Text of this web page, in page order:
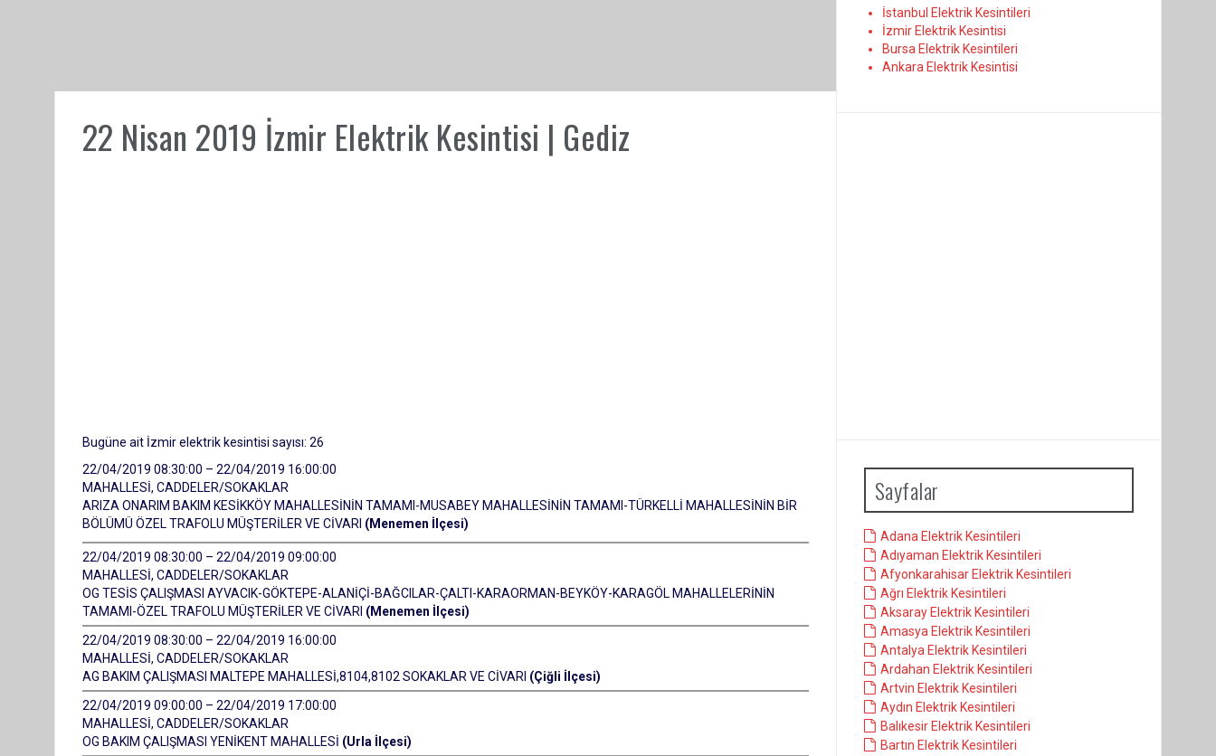
22 Nisan 2019 İzmir Elektrik Kesintisi | Gediz
Bugüne ait İzmir elektrik kesintisi sayısı: 26
22/04/2019 08:30:00 – 22/04/2019 16:00:00
MAHALLESİ, CADDELER/SOKAKLAR
ARIZA ONARIM BAKIM KESİKKÖY MAHALLESİNİN TAMAMI-MUSABEY MAHALLESİNİN TAMAMI-TÜRKELLİ MAHALLESİNİN BİR
BÖLÜMÜ ÖZEL TRAFOLU MÜŞTERİLER VE CİVARI (Menemen İlçesi)
22/04/2019 08:30:00 – 22/04/2019 09:00:00
MAHALLESİ, CADDELER/SOKAKLAR
OG TESİS ÇALIŞMASI AYVACIK-GÖKTEPE-ALANİÇİ-BAĞCILAR-ÇALTI-KARAORMAN-BEYKÖY-KARAGÖL MAHALLELERİNİN
TAMAMI-ÖZEL TRAFOLU MÜŞTERİLER VE CİVARI (Menemen İlçesi)
22/04/2019 08:30:00 – 22/04/2019 16:00:00
MAHALLESİ, CADDELER/SOKAKLAR
AG BAKIM ÇALIŞMASI MALTEPE MAHALLESİ,8104,8102 SOKAKLAR VE CİVARI (Çiğli İlçesi)
22/04/2019 09:00:00 – 22/04/2019 17:00:00
MAHALLESİ, CADDELER/SOKAKLAR
OG BAKIM ÇALIŞMASI YENİKENT MAHALLESİ (Urla İlçesi)
İstanbul Elektrik Kesintileri
İzmir Elektrik Kesintisi
Bursa Elektrik Kesintileri
Ankara Elektrik Kesintisi
Sayfalar
Adana Elektrik Kesintileri
Adıyaman Elektrik Kesintileri
Afyonkarahisar Elektrik Kesintileri
Ağrı Elektrik Kesintileri
Aksaray Elektrik Kesintileri
Amasya Elektrik Kesintileri
Antalya Elektrik Kesintileri
Ardahan Elektrik Kesintileri
Artvin Elektrik Kesintileri
Aydın Elektrik Kesintileri
Balıkesir Elektrik Kesintileri
Bartın Elektrik Kesintileri